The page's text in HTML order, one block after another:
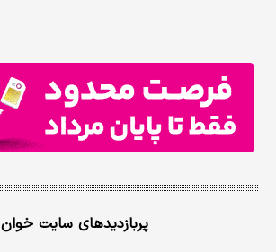
پربازدیدهای سایت خوان